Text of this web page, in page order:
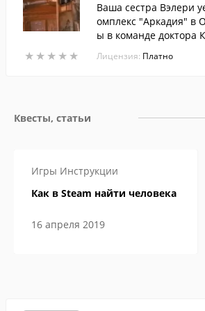
★ ★ ★ ★ ★
★ ★ ★ ★ ★
Ваша сестра Вэлери
омплекс "Аркадия" в
ы в команде доктора
Лицензия: Платно
Квесты, статьи
Игры Инструкции
Как в Steam найти человека
16 апреля 2019